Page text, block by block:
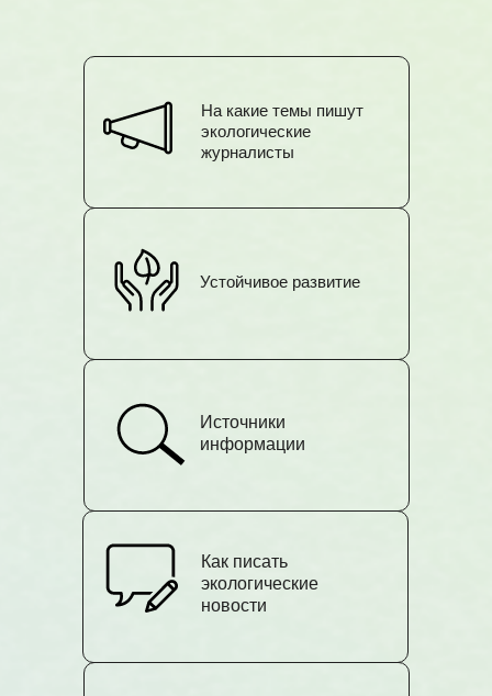
Устойчивое развитие
На какие темы пишут
экологические
журналисты
Как писать
экологические
новости
Источники
информации